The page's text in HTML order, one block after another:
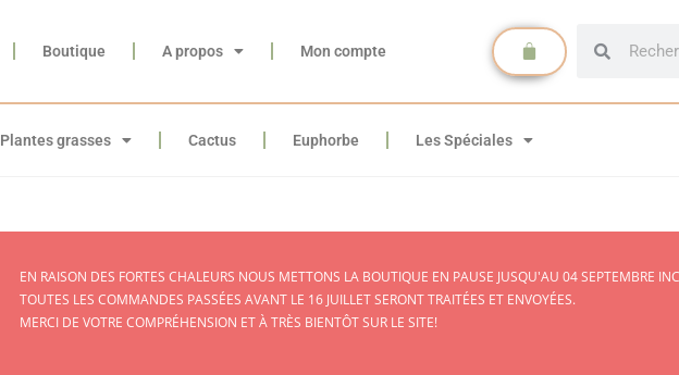
Boutique A propos Mon compte
Plantes grasses Cactus Euphorbe Les Spéciales
EN RAISON DES FORTES CHALEURS NOUS METTONS LA BOUTIQUE EN PAUSE JUSQU'AU 04 SEPTEMBRE
TOUTES LES COMMANDES PASSÉES AVANT LE 16 JUILLET SERONT TRAITÉES ET ENVOYÉES.
MERCI DE VOTRE COMPRÉHENSION ET À TRÈS BIENTÔT SUR LE SITE!